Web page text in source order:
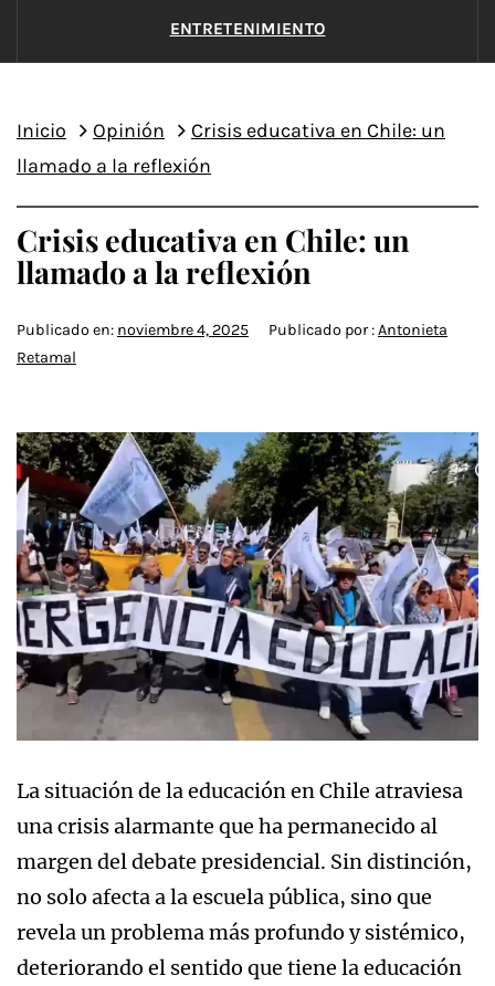
ENTRETENIMIENTO
Inicio Opinión
Crisis educativa en Chile: un
llamado a la reflexión
Crisis educativa en Chile: un
llamado a la reflexión
Publicado en: noviembre 4, 2025 Publicado por :Antonieta
Retamal
La situación de la educación en Chile atraviesa
una crisis alarmante que ha permanecido al
margen del debate presidencial. Sin distinción,
no solo afecta a la escuela pública, sino que
revela un problema más profundo y sistémico,
deteriorando el sentido que tiene la educación